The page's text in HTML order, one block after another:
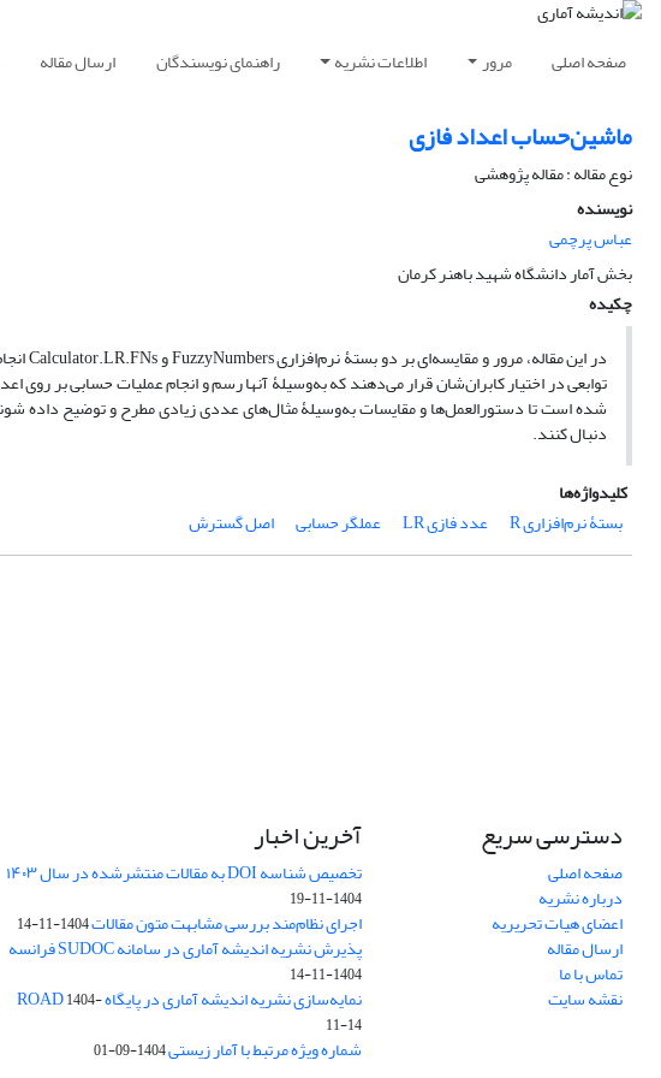
صفحه اصلی مرور اطلاعات نشریه راهنمای نویسندگان ارسال مقاله
ماشین‌حساب اعداد فازی
نوع مقاله : مقاله پژوهشی
نویسنده
عباس پرچمی
بخش آمار دانشگاه شهید باهنر کرمان
چکیده
دنبال کنند.
کلیدواژه‌ها
بستۀ نرم‌افزاری ‎R‎
عدد فازی LR‎ عملگر حسابی اصل گسترش
دسترسی سریع
صفحه اصلی
درباره نشریه
اعضای هیات تحریریه
ارسال مقاله
تماس با ما
نقشه سایت
آخرین اخبار
تخصیص شناسه DOI به مقالات منتشرشده در سال ۱۴۰۳
1404-11-19
اجرای نظام‌مند بررسی مشابهت متون مقالات1404-11-14
پذیرش نشریه اندیشه آماری در سامانه SUDOC فرانسه
1404-11-14
نمایه‌سازی نشریه اندیشه آماری در پایگاه ROAD1404-
11-14
شماره ویژه مرتبط با آمار زیستی1404-09-01